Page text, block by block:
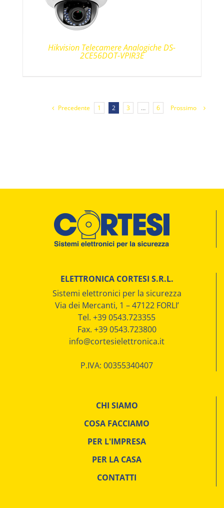
Hikvision Telecamere Analogiche DS-
2CE56DOT-VPIR3E
Precedente 1 2 3 … 6 Prossimo
ELETTRONICA CORTESI S.R.L.
Sistemi elettronici per la sicurezza
Via dei Mercanti, 1 – 47122 FORLI’
Tel. +39 0543.723355
Fax. +39 0543.723800
info@cortesielettronica.it
P.IVA: 00355340407
CHI SIAMO
COSA FACCIAMO
PER L'IMPRESA
PER LA CASA
CONTATTI